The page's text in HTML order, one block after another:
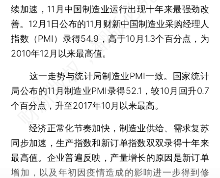
续加速，11月中国制造业运行出现十年来最强劲改
善。12月1日公布的11月财新中国制造业采购经理人
指数（PMI）录得54.9，高于10月1.3个百分点，为
2010年12月以来最高值。
这一走势与统计局制造业PMI一致。国家统计
局公布的11月制造业PMI录得52.1，较10月回升0.7
个百分点，升至2017年10月以来最高。
经济正常化节奏加快，制造业供给、需求复苏
同步加速，生产指数和新订单指数双双录得十年来
最高值。企业普遍反映，产量增长的原因是新订单
增加，以及年初因疫情造成的影响进一步得到修